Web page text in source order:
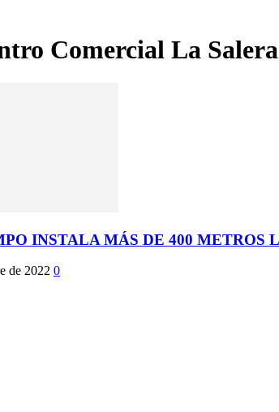
Comercial La
INSTALA MÁS DE 400 METROS
de 2022 0